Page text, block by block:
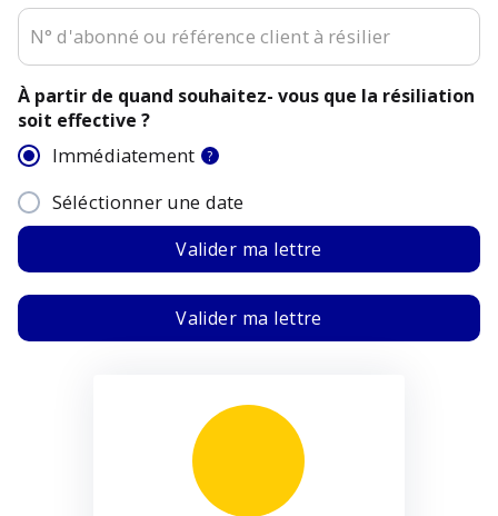
À partir de quand souhaitez- vous que la résiliation
soit effective ?
Immédiatement ?
Séléctionner une date
Valider ma lettre
Objet : Résiliation de mon contrat
Valider ma lettre